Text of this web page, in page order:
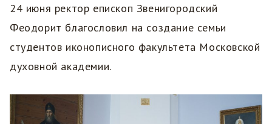
24 июня ректор епископ Звенигородский
Феодорит благословил на создание семьи
студентов иконописного факультета Московской
духовной академии.